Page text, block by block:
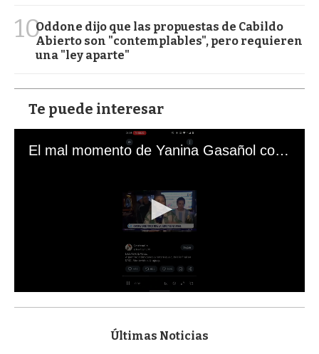
10Oddone dijo que las propuestas de Cabildo
Abierto son "contemplables", pero requieren
una "ley aparte"
Te puede interesar
El mal momento de Yanina Gasañol con un hincha argentino en "Subrayado"
s
Últimas Noticias